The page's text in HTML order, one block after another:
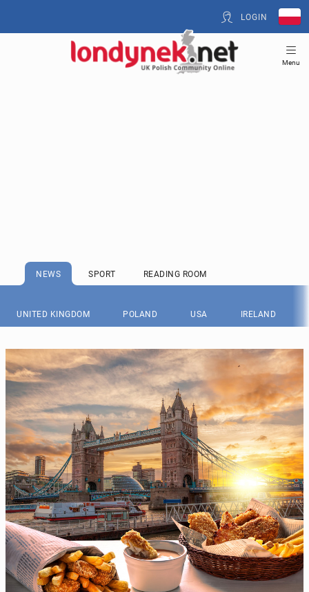
LOGIN
Menu
NEWS SPORT READING ROOM
UNITED KINGDOM POLAND USA IRELAND